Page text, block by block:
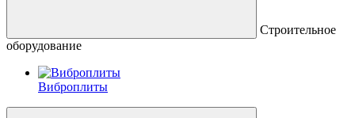
Строительное
оборудование
Виброплиты